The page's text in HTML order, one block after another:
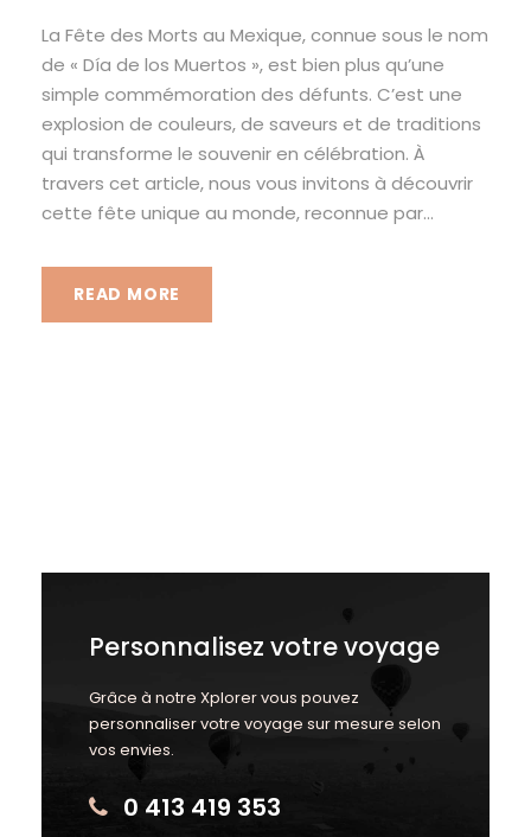
La Fête des Morts au Mexique, connue sous le nom
de « Día de los Muertos », est bien plus qu’une
simple commémoration des défunts. C’est une
explosion de couleurs, de saveurs et de traditions
qui transforme le souvenir en célébration. À
travers cet article, nous vous invitons à découvrir
cette fête unique au monde, reconnue par...
READ MORE
Personnalisez votre voyage
Grâce à notre Xplorer vous pouvez
personnaliser votre voyage sur mesure selon
vos envies.
0 413 419 353